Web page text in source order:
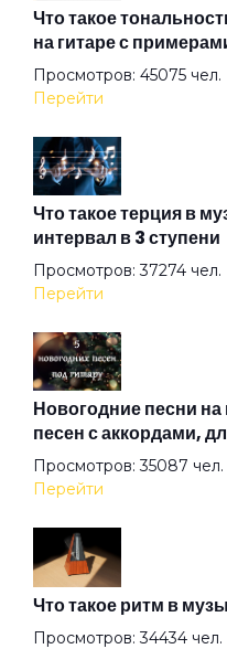
На моей луне
Налоги на любовь
Нас не изменят
Наслаждайся
Ненавижу любовь
Нет мира без тебя
О тебе
Что такое
на гитаре с
Просмотров: 45075 чел.
Перейти
Что такое терция в
интервал в 3 ступени
Просмотров: 37274 чел.
Перейти
Новогодние песни
песен с аккордами,
Просмотров: 35087 чел.
Перейти
Что такое ритм в
Просмотров: 34434 чел.